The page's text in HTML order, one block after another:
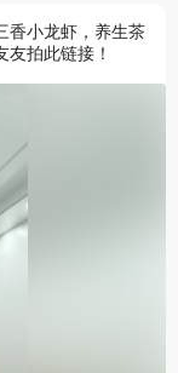
香小龙虾，养生茶
拍此链接！